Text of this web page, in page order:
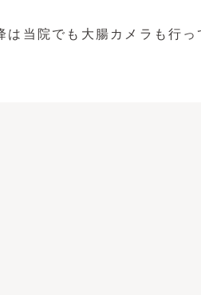
は当院でも大腸カメラも行